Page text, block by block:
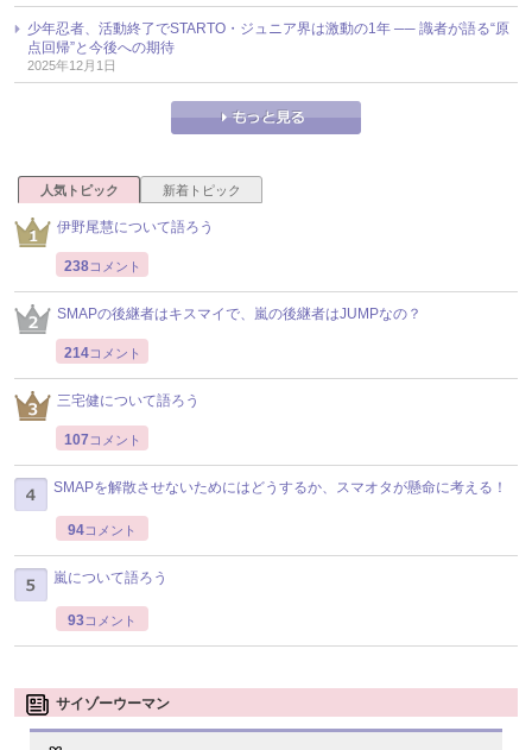
少年忍者、活動終了でSTARTO・ジュニア界は激動の1年 ── 識者が語る“原
点回帰”と今後への期待
2025年12月1日
人気トピック 新着トピック
伊野尾慧について語ろう
238コメント
SMAPの後継者はキスマイで、嵐の後継者はJUMPなの？
214コメント
三宅健について語ろう
107 コメント
SMAPを解散させないためにはどうするか、スマオタが懸命に考える！
94コメント
嵐について語ろう
93コメント
サイゾーウーマン